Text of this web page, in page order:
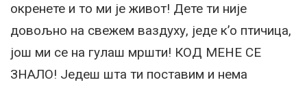
окренете и то ми је живот! Дете ти није
довољно на свежем ваздуху, једе к’о птичица,
још ми се на гулаш мршти! КОД МЕНЕ СЕ
ЗНАЛО! Једеш шта ти поставим и нема